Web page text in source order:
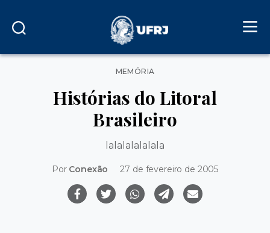
Categorias
MEMÓRIA
Histórias do Litoral
Brasileiro
lalalalalalala
Por Conexão 27 de fevereiro de 2005